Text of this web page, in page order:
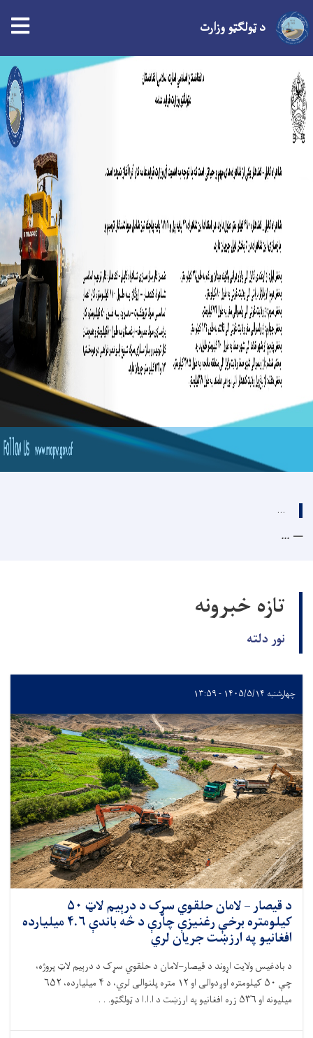
منځپانګه
دانګل
د ټولګټو وزارت
...
...
تازه خبرونه
نور دلته
چهارشنبه ۱۴۰۵/۵/۱۴ - ۱۳:۵۹
د قیصار – لامان حلقوي سړک د درېیم لاټ ۵۰
کیلومتره برخې رغنیزې چارې د څه باندې ۴.۶ میلیارده
افغانیو په ارزښت جریان لري
د بادغیس ولایت اړوند د قیصار–لامان د حلقوي سړک د درېیم لاټ پروژه،
چې ۵۰ کیلومتره اوږدوالی او ۱۲ متره پلنوالی لري، د ۴ میلیارده، ۶۵۲
میلیونه او ۵۳۶ زره افغانیو په ارزښت د ا.ا.ا د ټولګټو. . .